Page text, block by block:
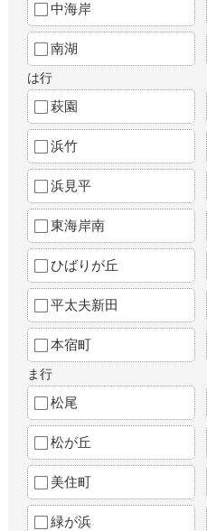
中海岸
南湖
は行
萩園
浜竹
浜見平
東海岸南
ひばりが丘
平太夫新田
本宿町
ま行
松尾
松が丘
美住町
緑が浜